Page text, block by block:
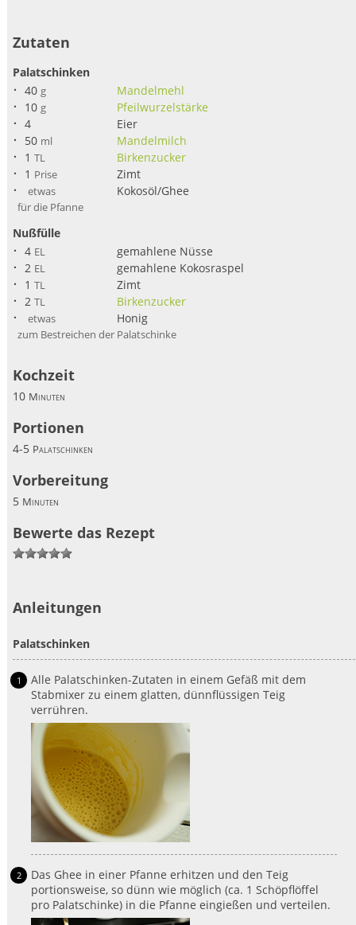
Zutaten
Palatschinken
40 g
Mandelmehl
10 g
Pfeilwurzelstärke
4
Eier
50 ml
Mandelmilch
1 TL
Birkenzucker
1 Prise Zimt
etwas Kokosöl/Ghee
für die Pfanne
Nußfülle
4 EL
gemahlene Nüsse
2 EL
gemahlene Kokosraspel
1 TL
Zimt
2 TL Birkenzucker
etwas Honig
zum Bestreichen der Palatschinke
Kochzeit
10 Minuten
Portionen
4-5 Palatschinken
Vorbereitung
5 Minuten
Bewerte das Rezept
1 2 3 4
Anleitungen
Palatschinken
Alle Palatschinken-Zutaten in einem Gefäß mit dem
Stabmixer zu einem glatten, dünnflüssigen Teig
verrühren.
Das Ghee in einer Pfanne erhitzen und den Teig
portionsweise, so dünn wie möglich (ca. 1 Schöpflöffel
pro Palatschinke) in die Pfanne eingießen und verteilen.